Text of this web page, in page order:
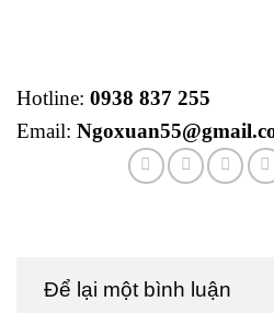
Hotline: 0938 837 255
Email:
Để lại một bình luận